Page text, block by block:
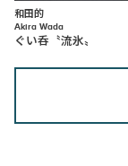
和田的
Akira Wada
ぐい呑〝流氷〟